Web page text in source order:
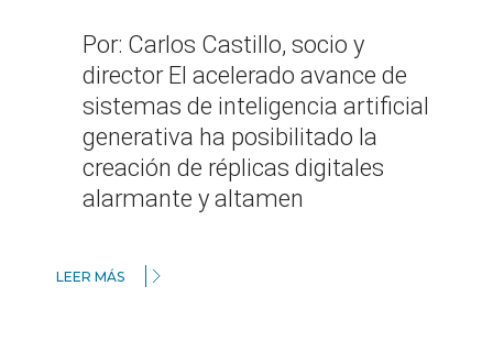
Por: Carlos Castillo, socio y
director El acelerado avance de
sistemas de inteligencia artificial
generativa ha posibilitado la
creación de réplicas digitales
alarmante y altamen
LEER MÁS